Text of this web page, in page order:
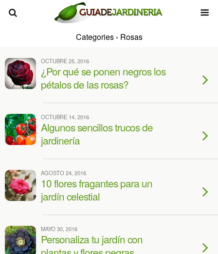
Categories › Rosas
OCTUBRE 25, 2016
¿Por qué se ponen negros los
pétalos de las rosas?
OCTUBRE 14, 2016
Algunos sencillos trucos de
jardinería
AGOSTO 24, 2016
10 flores fragantes para un
jardín celestial
MAYO 30, 2016
Personaliza tu jardín con